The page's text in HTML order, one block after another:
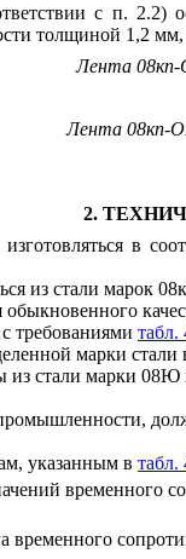
с п. 2.2)
толщиной 1,2
Лента 08кп-
Лента 08кп-
2.
в
из стали марок
обыкновенного
с требованиями табл.
марки стали
из стали марки
указанным в табл.
временного